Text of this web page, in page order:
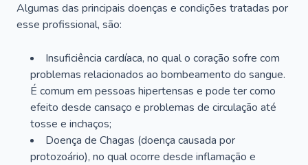
Algumas das principais doenças e condições tratadas por
esse profissional, são:
Insuficiência cardíaca, no qual o coração sofre com
problemas relacionados ao bombeamento do sangue.
É comum em pessoas hipertensas e pode ter como
efeito desde cansaço e problemas de circulação até
tosse e inchaços;
Doença de Chagas (doença causada por
protozoário), no qual ocorre desde inflamação e